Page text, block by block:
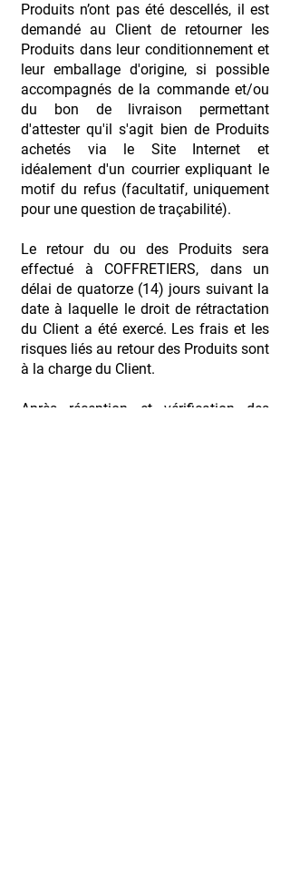
Produits n’ont pas été descellés, il est
demandé au Client de retourner les
Produits dans leur conditionnement et
leur emballage d'origine, si possible
accompagnés de la commande et/ou
du bon de livraison permettant
d'attester qu'il s'agit bien de Produits
achetés via le Site Internet et
idéalement d'un courrier expliquant le
motif du refus (facultatif, uniquement
pour une question de traçabilité).
Le retour du ou des Produits sera
effectué à COFFRETIERS, dans un
délai de quatorze (14) jours suivant la
date à laquelle le droit de rétractation
du Client a été exercé. Les frais et les
risques liés au retour des Produits sont
à la charge du Client.
Après réception et vérification des